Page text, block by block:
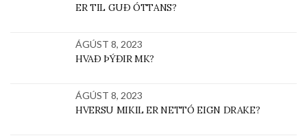
ER TIL GUÐ ÓTTANS?
ÁGÚST 8, 2023
HVAÐ ÞÝÐIR MK?
ÁGÚST 8, 2023
HVERSU MIKIL ER NETTÓ EIGN DRAKE?